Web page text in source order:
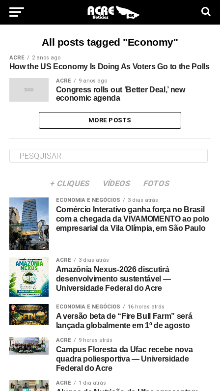
All posts tagged "Economy"
ACRE 2 anos ago
How the US Economy Is Doing As Voters Go to the Polls
ACRE 9 anos ago
Congress rolls out ‘Better Deal,’ new
economic agenda
MORE POSTS
+ CLIQUES VÍDEOS FOTOS
ECONOMIA E NEGÓCIOS 3 dias atrás
Comércio Interativo ganha força no Brasil
com a chegada da VIVAMOMENTO ao polo
empresarial da Vila Olímpia, em São Paulo
ACRE 3 dias atrás
Amazônia Nexus-2026 discutirá
desenvolvimento sustentável —
Universidade Federal do Acre
ECONOMIA E NEGÓCIOS 16 horas atrás
A versão beta de “Fire Bull Farm” será
lançada globalmente em 1º de agosto
ACRE 9 horas atrás
Campus Floresta da Ufac recebe nova
quadra poliesportiva — Universidade
Federal do Acre
ACRE 1 dia atrás